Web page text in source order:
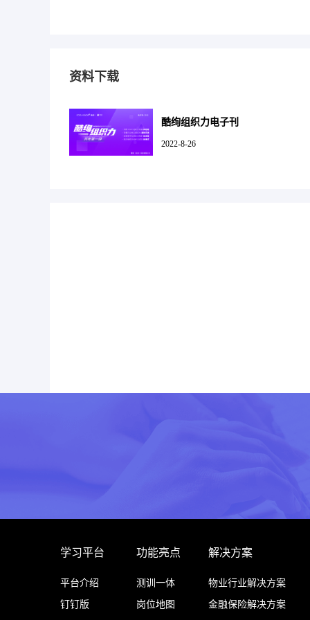
资料下载
酷绚组织力电子刊
2022-8-26
学习平台
平台介绍
钉钉版
功能亮点
测训一体
岗位地图
解决方案
物业行业解决方案
金融保险解决方案